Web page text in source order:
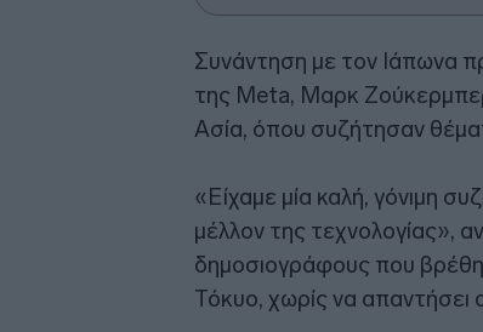
Συνάντηση με τον Ιάπωνα
της Meta, Μαρκ
Ασία, όπου συζήτησαν
«Είχαμε μία καλή, γόνιμη
μέλλον της τεχνολογίας»,
δημοσιογράφους που
Τόκυο, χωρίς να απαντήσει